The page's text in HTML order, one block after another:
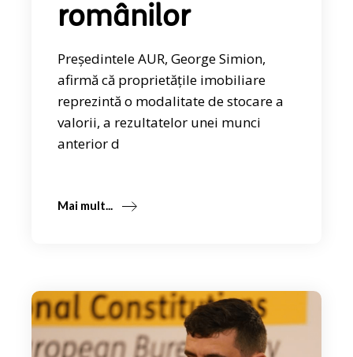
românilor
Președintele AUR, George Simion,
afirmă că proprietăţile imobiliare
reprezintă o modalitate de stocare a
valorii, a rezultatelor unei munci
anterior d
Mai mult...